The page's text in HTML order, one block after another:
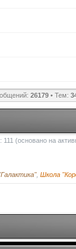
26179• Тем:
111 (основано на
,Школа